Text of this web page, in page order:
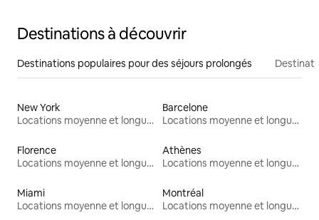
Destinations à découvrir
Destinations populaires pour des séjours prolongés
New York
Locations moyenne et longue durée
Barcelone
Locations moyenne et longue durée
Florence
Locations moyenne et longue durée
Athènes
Locations moyenne et longue durée
Miami
Locations moyenne et longue durée
Montréal
Locations moyenne et longue durée